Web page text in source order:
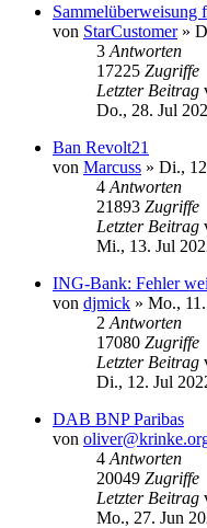
Sammelüberweisung
von StarCustomer»
3 Antworten
17225 Zugriffe
Letzter Beitrag
Do., 28. Jul
Ban Revolt21
von Marcuss » Di.,
4 Antworten
21893 Zugriffe
Letzter Beitrag
Mi., 13. Jul
ING-Bank: Fehler
von djmick » Mo.,
2 Antworten
17080 Zugriffe
Letzter Beitrag
Di., 12. Jul
DAB BNP Paribas
von
4 Antworten
20049 Zugriffe
Letzter Beitrag
Mo., 27. Jun